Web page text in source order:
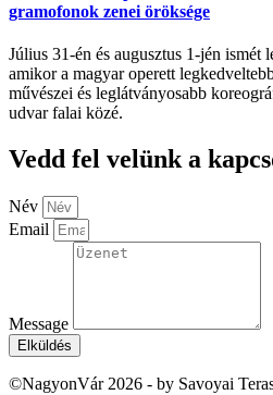
gramofonok zenei öröksége
Július 31-én és augusztus 1-jén ismét
amikor a magyar operett
művészei és leglátványosabb
udvar falai közé.
Vedd fel velünk a
Név
Email
Message
Elküldés
©NagyonVár 2026 - by Savoyai